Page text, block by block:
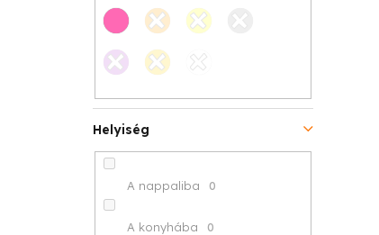
Helyiség
A nappaliba 0
A konyhába 0